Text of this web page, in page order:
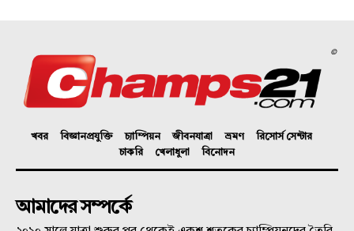
©
খবর বিজ্ঞানপ্রযুক্তি চ্যাম্পিয়ন জীবনযাত্রা ভ্রমণ
রিসোর্স সেন্টার
চাকরি
খেলাধুলা বিনোদন
আমাদের সম্পর্কে